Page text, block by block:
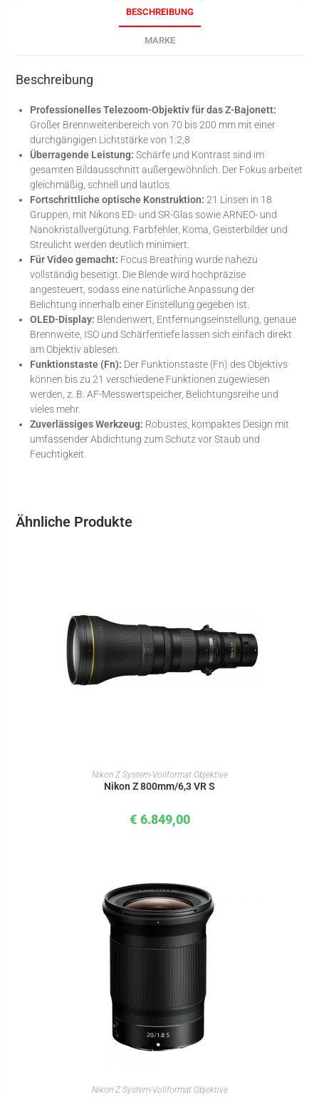
BESCHREIBUNG
MARKE
Beschreibung
Professionelles Telezoom-Objektiv für das Z-Bajonett:
Großer Brennweitenbereich von 70 bis 200 mm mit einer
durchgängigen Lichtstärke von 1:2,8
Überragende Leistung: Schärfe und Kontrast sind im
gesamten Bildausschnitt außergewöhnlich. Der Fokus arbeitet
gleichmäßig, schnell und lautlos.
Fortschrittliche optische Konstruktion: 21 Linsen in 18
Gruppen, mit Nikons ED- und SR-Glas sowie ARNEO- und
Nanokristallvergütung. Farbfehler, Koma, Geisterbilder und
Streulicht werden deutlich minimiert.
Für Video gemacht: Focus Breathing wurde nahezu
vollständig beseitigt. Die Blende wird hochpräzise
angesteuert, sodass eine natürliche Anpassung der
Belichtung innerhalb einer Einstellung gegeben ist.
OLED-Display: Blendenwert, Entfernungseinstellung, genaue
Brennweite, ISO und Schärfentiefe lassen sich einfach direkt
am Objektiv ablesen.
Funktionstaste (Fn): Der Funktionstaste (Fn) des Objektivs
können bis zu 21 verschiedene Funktionen zugewiesen
werden, z. B. AF-Messwertspeicher, Belichtungsreihe und
vieles mehr.
Zuverlässiges Werkzeug: Robustes, kompaktes Design mit
umfassender Abdichtung zum Schutz vor Staub und
Feuchtigkeit.
Ähnliche Produkte
IN DEN WARENKORB
Nikon Z System-Vollformat Objektive
Nikon Z 800mm/6,3 VR S
€ 6.849,00
IN DEN WARENKORB
Nikon Z System-Vollformat Objektive